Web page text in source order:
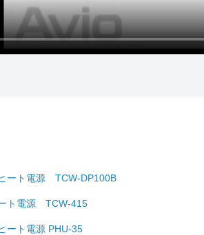
ート電源 TCW-DP100B
ト電源 TCW-415
ート電源 PHU-35